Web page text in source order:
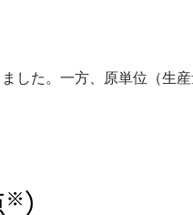
した。一方、原単位（生